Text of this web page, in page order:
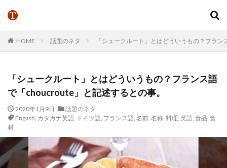
HOME 話題のネタ 「シュークルート」とはどういうもの？フラ
「シュークルート」とはどういうもの？フランス語
で「choucroute」と記述するとの事。
2020年1月9日
話題のネタ
English, カタカナ英語, ドイツ語, フランス語, 名前, 名称, 料理, 英語, 食品, 食
材